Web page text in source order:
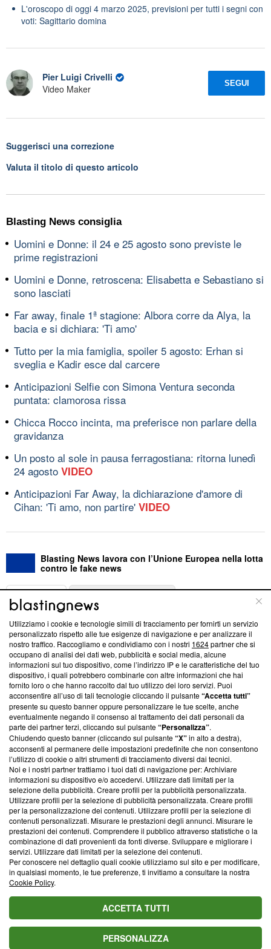
L'oroscopo di oggi 4 marzo 2025, previsioni per tutti i segni con
voti: Sagittario domina
Pier Luigi Crivelli
Video Maker
SEGUI
Suggerisci una correzione
Valuta il titolo di questo articolo
Blasting News consiglia
Uomini e Donne: il 24 e 25 agosto sono previste le
prime registrazioni
Uomini e Donne, retroscena: Elisabetta e Sebastiano si
sono lasciati
Far away, finale 1ª stagione: Albora corre da Alya, la
bacia e si dichiara: 'Ti amo'
Tutto per la mia famiglia, spoiler 5 agosto: Erhan si
sveglia e Kadir esce dal carcere
Anticipazioni Selfie con Simona Ventura seconda
puntata: clamorosa rissa
Chicca Rocco incinta, ma preferisce non parlare della
gravidanza
Un posto al sole in pausa ferragostiana: ritorna lunedì
24 agosto VIDEO
Anticipazioni Far Away, la dichiarazione d'amore di
Cihan: 'Ti amo, non partire' VIDEO
Blasting News lavora con l’Unione Europea nella lotta
contro le fake news
ABOUT
Questa sezione offre informazioni trasparenti su Blasting
News, sui nostri processi editoriali e su come ci impegniamo a
creare news di qualità. Inoltre, afferma la nostra aderenza a
‘Trust Project - News with Integrity’Blasting News non è
ancora membro del programma, ma ha richiesto di farne
parte; Trust Project non ha ancora effettuato una verifica di
conformità agli standard.
Su di noi
Team editoriale
Corporate
Redazione
Informativa Privacy
Cookie Policy
Blasting SA, IDI CHE-247.845.224, Via Carlo Frasca, 3 - 6900
Lugano (Svizzera) Tel:+39 0690258937
© 2026 Blasting News
Utilizziamo i cookie e tecnologie simili di tracciamento per fornirti un servizio
personalizzato rispetto alle tue esigenze di navigazione e per analizzare il
nostro traffico. Raccogliamo e condividiamo con i nostri 1624partner che si
occupano di analisi dei dati web, pubblicità e social media, alcune
informazioni sul tuo dispositivo, come l’indirizzo IP e le caratteristiche del tuo
dispositivo, i quali potrebbero combinarle con altre informazioni che hai
fornito loro o che hanno raccolto dal tuo utilizzo dei loro servizi. Puoi
acconsentire all’uso di tali tecnologie cliccando il pulsante“Accetta tutti”
presente su questo banner oppure personalizzare le tue scelte, anche
eventualmente negando il consenso al trattamento dei dati personali da
parte dei partner terzi, cliccando sul pulsante“Personalizza”.
Chiudendo questo banner (cliccando sul pulsante“X”in alto a destra),
acconsenti al permanere delle impostazioni predefinite che non consentono
l’utilizzo di cookie o altri strumenti di tracciamento diversi dai tecnici.
Noi e i nostri partner trattiamo i tuoi dati di navigazione per: Archiviare
informazioni su dispositivo e/o accedervi. Utilizzare dati limitati per la
selezione della pubblicità. Creare profili per la pubblicità personalizzata.
Utilizzare profili per la selezione di pubblicità personalizzata. Creare profili
per la personalizzazione dei contenuti. Utilizzare profili per la selezione di
contenuti personalizzati. Misurare le prestazioni degli annunci. Misurare le
prestazioni dei contenuti. Comprendere il pubblico attraverso statistiche o la
combinazione di dati provenienti da fonti diverse. Sviluppare e migliorare i
servizi. Utilizzare dati limitati per la selezione dei contenuti.
Per conoscere nel dettaglio quali cookie utilizziamo sul sito e per modificare,
in qualsiasi momento, le tue preferenze, ti invitiamo a consultare la nostra
Cookie Policy.
ACCETTA TUTTI
PERSONALIZZA